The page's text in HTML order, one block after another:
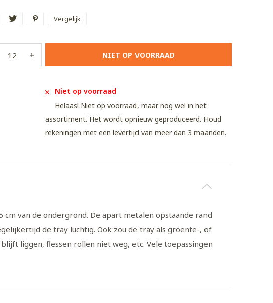
Vergelijk
NIET OP VOORRAAD
Niet op voorraad
Helaas! Niet op voorraad, maar nog wel in het
assortiment. Het wordt opnieuw geproduceerd. Houd
rekeningen met een levertijd van meer dan 3 maanden.
van de ondergrond. De apart metalen opstaande rand
de tray luchtig. Ook zou de tray als groente-, of
liggen, flessen rollen niet weg, etc. Vele toepassingen